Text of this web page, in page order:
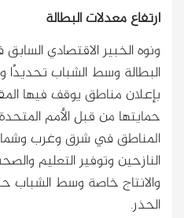
ارتفاع معدلات البطالة
ونوه الخبير الاقتصادي
بإعلان مناطق يوقف فيها
حمايتها من قبل الأمم
المناطق في شرق وغرب
النازحين وتوفير التعليم
والانتاج خاصة وسط
الحذر.